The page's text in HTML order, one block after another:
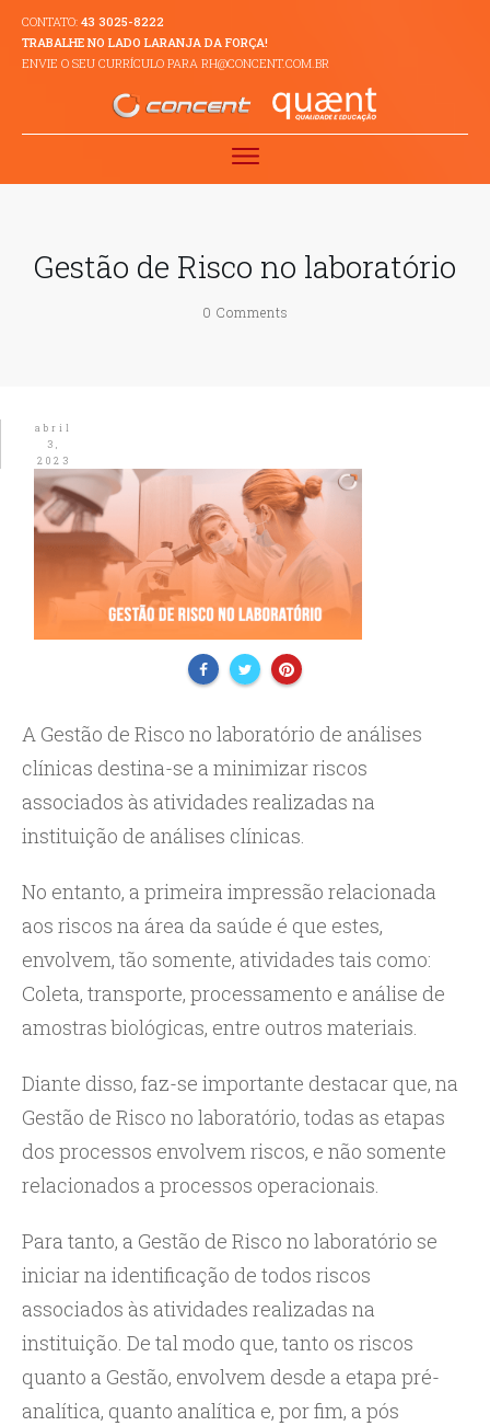
CONTATO: 43 3025-8222
TRABALHE NO LADO LARANJA DA FORÇA!
ENVIE O SEU CURRÍCULO PARA RH@CONCENT.COM.BR
Gestão de Risco no laboratório
0 Comments
abril
3,
2023
A Gestão de Risco no laboratório de análises
clínicas destina-se a minimizar riscos
associados às atividades realizadas na
instituição de análises clínicas.
No entanto, a primeira impressão relacionada
aos riscos na área da saúde é que estes,
envolvem, tão somente, atividades tais como:
Coleta, transporte, processamento e análise de
amostras biológicas, entre outros materiais.
Diante disso, faz-se importante destacar que, na
Gestão de Risco no laboratório, todas as etapas
dos processos envolvem riscos, e não somente
relacionados a processos operacionais.
Para tanto, a Gestão de Risco no laboratório se
iniciar na identificação de todos riscos
associados às atividades realizadas na
instituição. De tal modo que, tanto os riscos
quanto a Gestão, envolvem desde a etapa pré-
analítica, quanto analítica e, por fim, a pós